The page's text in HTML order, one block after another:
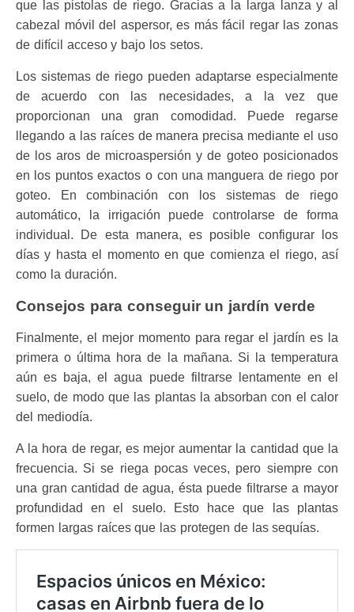
que las pistolas de riego. Graciasa la larga lanza y al
cabezal móvil del aspersor, es más fácil regar las zonas
de difícil acceso y bajo los setos.
Los sistemas de riego pueden adaptarse especialmente
de acuerdo con las necesidades, a la vez que
proporcionan una gran comodidad. Puede regarse
llegando a las raíces de manera precisa mediante el uso
de los aros de microaspersión y de goteo posicionados
en los puntos exactos o con una manguera de riego por
goteo. En combinación con los sistemas de riego
automático, la irrigación puede controlarse de forma
individual.
De esta manera, es posible configurar los
días y hasta el momento en que comienza el riego, así
como la duración.
Consejos para conseguir un jardín verde
Finalmente, el mejor momento para regar el jardín es la
primera o última hora de la mañana. Si la temperatura
aún es baja, el agua puede filtrarse
lentamente en el
suelo, de modo que las plantas la absorban con el calor
del mediodía.
A la hora de regar, es mejor aumentar la cantidad que la
frecuencia. Si se riega pocas veces, pero siempre con
una gran cantidad de agua, ésta puede filtrarse a mayor
profundidad en el suelo. Esto hace que las plantas
formen largas raíces que las protegen de las sequías.